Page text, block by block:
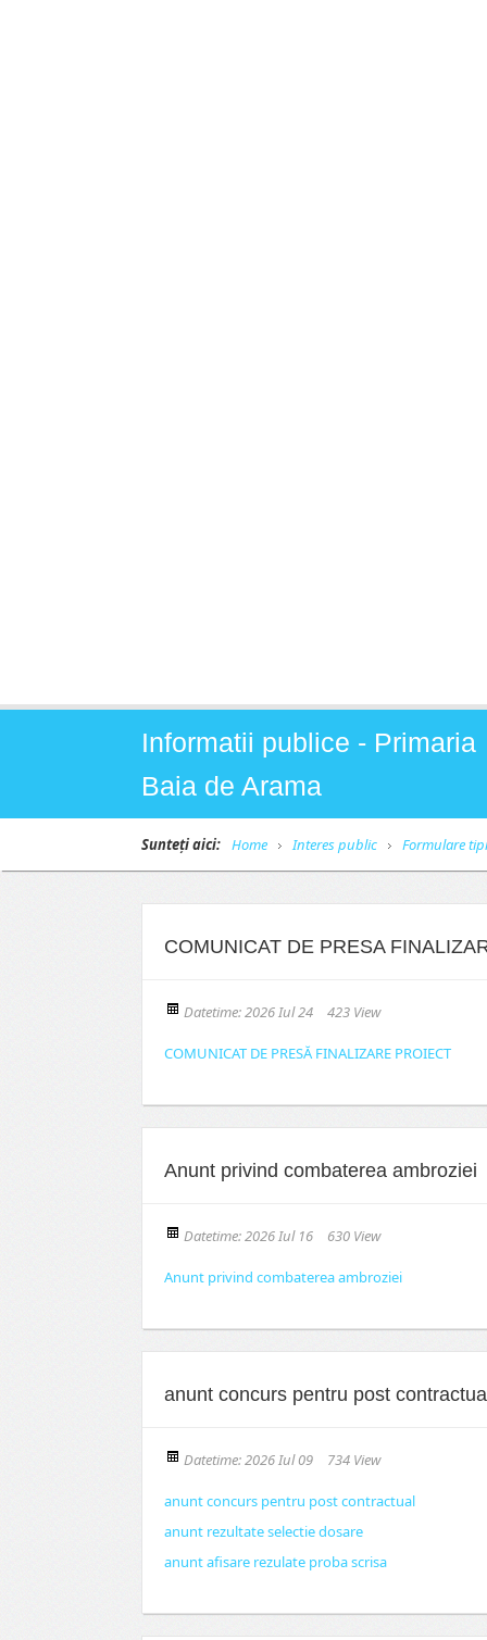
Informatii publice - Primaria
Baia de Arama
Sunteți aici: Home Interes public Formulare
COMUNICAT DE PRESA
Datetime: 2026 Iul 24 423 View
COMUNICAT DE PRESĂ FINALIZARE PROIECT
Anunt privind combaterea ambroziei
Datetime: 2026 Iul 16 630 View
Anunt privind combaterea ambroziei
anunt concurs pentru post
Datetime: 2026 Iul 09 734 View
anunt concurs pentru post contractual
anunt rezultate selectie dosare
anunt afisare rezulate proba scrisa